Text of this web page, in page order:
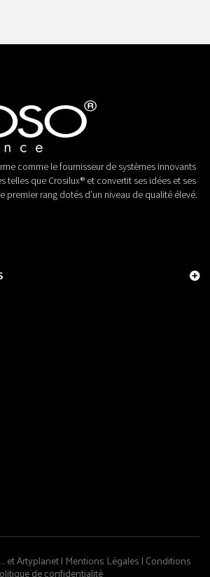
comme le fournisseur de systèmes innovants
telles que Crosilux® et convertit ses idées et ses
premier rang dotés d’un niveau de qualité élevé.
etArtyplanet| Mentions Légales | Conditions
de confidentialité